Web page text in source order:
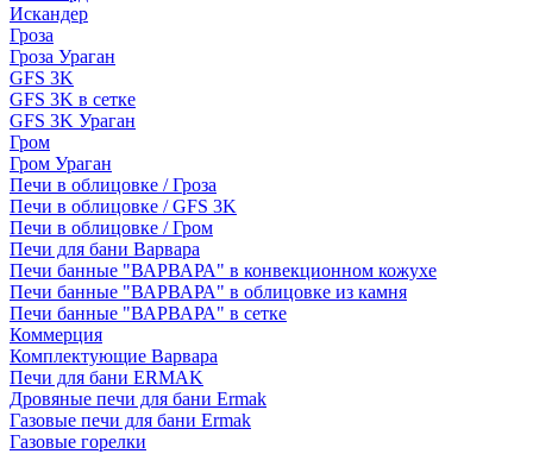
Искандер
Гроза
Гроза Ураган
GFS 3K
GFS 3K в сетке
GFS 3K Ураган
Гром
Гром Ураган
Печи в облицовке / Гроза
Печи в облицовке / GFS 3K
Печи в облицовке / Гром
Печи для бани Варвара
Печи банные "ВАРВАРА" в конвекционном кожухе
Печи банные "ВАРВАРА" в облицовке из камня
Печи банные "ВАРВАРА" в сетке
Коммерция
Комплектующие Варвара
Печи для бани ERMAK
Дровяные печи для бани Ermak
Газовые печи для бани Ermak
Газовые горелки